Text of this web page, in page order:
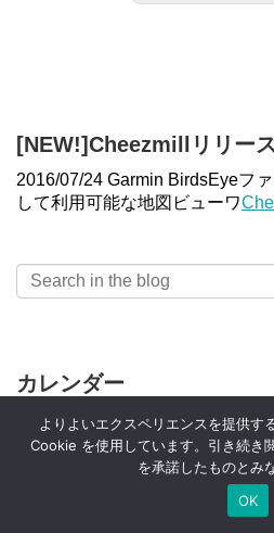
[NEW!]Cheezmillリリース
2016/07/24 Garmin BirdsEyeフ
して利用可能な地図ビューワ
カレンダー
August 2007
M
T W T F S
S
4
5
よりよいエクスペリエンスを提供す
Cookie を使用しています。引き続き
を承諾したものとみ
OK